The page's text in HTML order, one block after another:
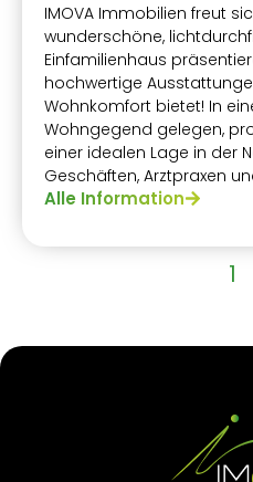
IMOVA Immobilien freut
wunderschöne,
Einfamilienhaus
hochwertige
Wohnkomfort bietet! In
Wohngegend gelegen,
einer idealen Lage in der
Geschäften, Arztpraxen
Verkehrsmitteln.
Alle Information
1